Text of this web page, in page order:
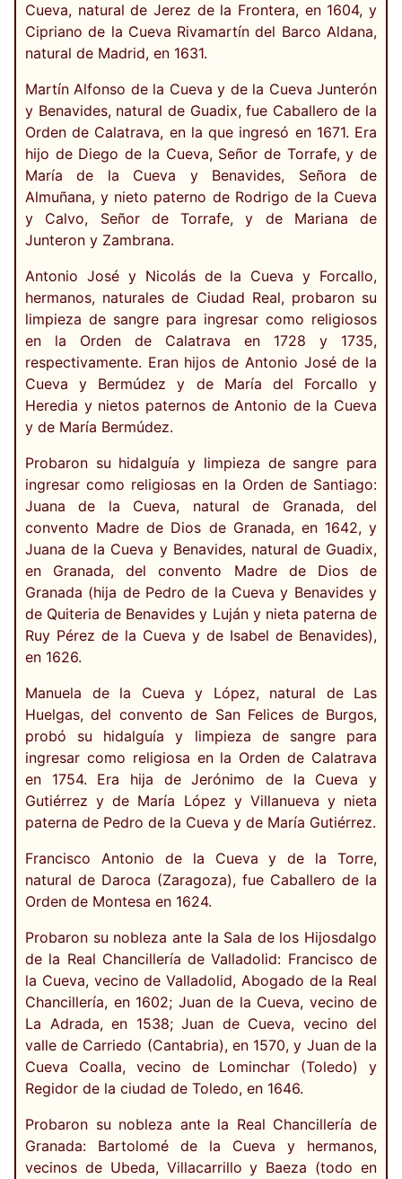
Cueva, natural de Jerez de la Frontera, en 1604, y
Cipriano de la Cueva Rivamartín del Barco Aldana,
natural de Madrid, en 1631.
Martín Alfonso de la Cueva y de la Cueva Junterón
y Benavides, natural de Guadix, fue Caballero de la
Orden de Calatrava, en la que ingresó en 1671. Era
hijo de Diego de la Cueva, Señor de Torrafe, y de
María de la Cueva y Benavides, Señora de
Almuñana, y nieto paterno de Rodrigo de la Cueva
y Calvo, Señor de Torrafe, y de Mariana de
Junteron y Zambrana.
Antonio José y Nicolás de la Cueva y Forcallo,
hermanos, naturales de Ciudad Real, probaron su
limpieza de sangre para ingresar como religiosos
en la Orden de Calatrava en 1728 y 1735,
respectivamente. Eran hijos de Antonio José de la
Cueva y Bermúdez y de María del Forcallo y
Heredia y nietos paternos de Antonio de la Cueva
y de María Bermúdez.
Probaron su hidalguía y limpieza de sangre para
ingresar como religiosas en la Orden de Santiago:
Juana de la Cueva, natural de Granada, del
convento Madre de Dios de Granada, en 1642, y
Juana de la Cueva y Benavides, natural de Guadix,
en Granada, del convento Madre de Dios de
Granada (hija de Pedro de la Cueva y Benavides y
de Quiteria de Benavides y Luján y nieta paterna de
Ruy Pérez de la Cueva y de Isabel de Benavides),
en 1626.
Manuela de la Cueva y López, natural de Las
Huelgas, del convento de San Felices de Burgos,
probó su hidalguía y limpieza de sangre para
ingresar como religiosa en la Orden de Calatrava
en 1754. Era hija de Jerónimo de la Cueva y
Gutiérrez y de María López y Villanueva y nieta
paterna de Pedro de la Cueva y de María Gutiérrez.
Francisco Antonio de la Cueva y de la Torre,
natural de Daroca (Zaragoza), fue Caballero de la
Orden de Montesa en 1624.
Probaron su nobleza ante la Sala de los Hijosdalgo
de la Real Chancillería de Valladolid: Francisco de
la Cueva, vecino de Valladolid, Abogado de la Real
Chancillería, en 1602; Juan de la Cueva, vecino de
La Adrada, en 1538; Juan de Cueva, vecino del
valle de Carriedo (Cantabria), en 1570, y Juan de la
Cueva Coalla, vecino de Lominchar (Toledo) y
Regidor de la ciudad de Toledo, en 1646.
Probaron su nobleza ante la Real Chancillería de
Granada: Bartolomé de la Cueva y hermanos,
vecinos de Ubeda, Villacarrillo y Baeza (todo en